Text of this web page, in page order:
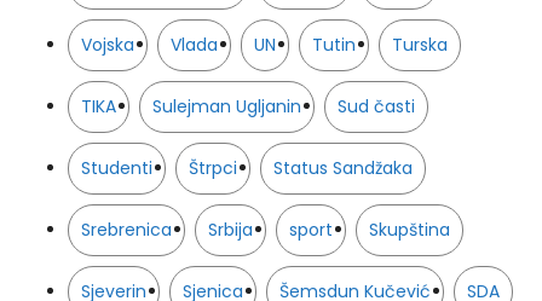
Vojska Vlada UN Tutin Turska
TIKA Sulejman Ugljanin Sud časti
Studenti Štrpci Status Sandžaka
Srebrenica Srbija sport Skupština
Sjeverin Sjenica Šemsdun Kučević SDA